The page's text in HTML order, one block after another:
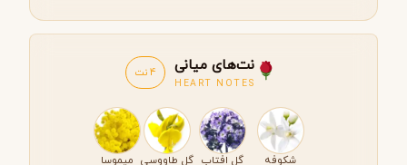
نت‌های میانی
HEART NOTES
4 نت
شکوفه گل افتاب گل طاووسی میموسا